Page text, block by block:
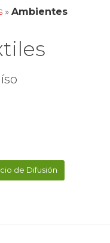
»Ambientes
de Difusión